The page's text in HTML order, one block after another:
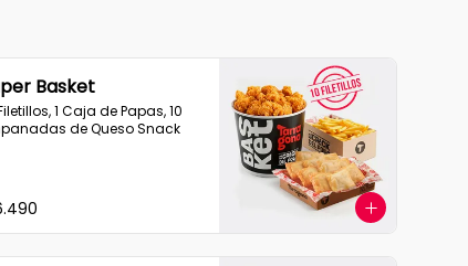
Basket
1 Caja de Papas, 10
de Queso Snack